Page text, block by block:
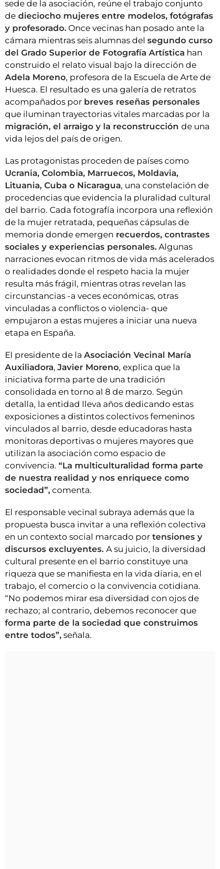
sede de la asociación, reúne el trabajo conjunto
de dieciocho mujeres entre modelos, fotógrafas
y profesorado. Once vecinas han posado ante la
cámara mientras seis alumnas del segundo curso
del Grado Superior de Fotografía Artística han
construido el relato visual bajo la dirección de
Adela Moreno, profesora de la Escuela de Arte de
Huesca. El resultado es una galería de retratos
acompañados por breves reseñas personales
que iluminan trayectorias vitales marcadas por la
migración, el arraigo y la reconstrucción de una
vida lejos del país de origen.
Las protagonistas proceden de países como
Ucrania, Colombia, Marruecos, Moldavia,
Lituania, Cuba o Nicaragua, una constelación de
procedencias que evidencia la pluralidad cultural
del barrio. Cada fotografía incorpora una reflexión
de la mujer retratada, pequeñas cápsulas de
memoria donde emergen recuerdos, contrastes
sociales y experiencias personales. Algunas
narraciones evocan ritmos de vida más acelerados
o realidades donde el respeto hacia la mujer
resulta más frágil, mientras otras revelan las
circunstancias -a veces económicas, otras
vinculadas a conflictos o violencia- que
empujaron a estas mujeres a iniciar una nueva
etapa en España.
El presidente de la Asociación Vecinal María
Auxiliadora, Javier Moreno, explica que la
iniciativa forma parte de una tradición
consolidada en torno al 8 de marzo. Según
detalla, la entidad lleva años dedicando estas
exposiciones a distintos colectivos femeninos
vinculados al barrio, desde educadoras hasta
monitoras deportivas o mujeres mayores que
utilizan la asociación como espacio de
convivencia. “La multiculturalidad forma parte
de nuestra realidad y nos enriquece como
sociedad”, comenta.
El responsable vecinal subraya además que la
propuesta busca invitar a una reflexión colectiva
en un contexto social marcado por tensiones y
discursos excluyentes. A su juicio, la diversidad
cultural presente en el barrio constituye una
riqueza que se manifiesta en la vida diaria, en el
trabajo, el comercio o la convivencia cotidiana.
“No podemos mirar esa diversidad con ojos de
rechazo; al contrario, debemos reconocer que
forma parte de la sociedad que construimos
entre todos”, señala.